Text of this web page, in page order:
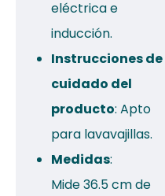
eléctrica e
inducción.
Instrucciones de
cuidado del
producto: Apto
para lavavajillas.
Medidas:
Mide 36.5 cm de